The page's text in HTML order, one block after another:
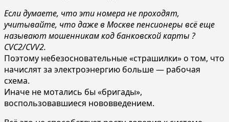
Если думаете, что эти номера не проходят,
учитывайте, что даже в Москве пенсионеры всё еще
называют мошенникам код банковской карты ?
CVC2/CVV2.
Поэтому небезосновательные «страшилки» о том, что
начислят за электроэнергию больше — рабочая
схема.
Иначе не мотались бы «бригады»,
воспользовавшиеся нововведением.